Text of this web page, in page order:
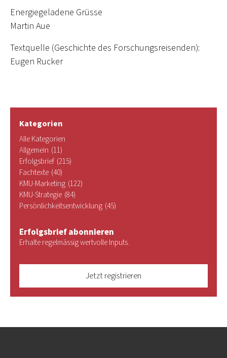
Energiegeladene Grüsse
Martin Aue
Textquelle (Geschichte des Forschungsreisenden):
Eugen Rucker
Kategorien
Alle Kategorien
Allgemein (11)
Erfolgsbrief (215)
Fachtexte (40)
KMU-Marketing (122)
KMU-Strategie (84)
Persönlichkeitsentwicklung (45)
Erfolgsbrief abonnieren
Erhalte regelmässig wertvolle Inputs.
Jetzt registrieren